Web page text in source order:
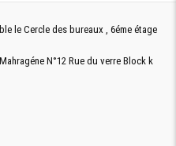
le Cercle des bureaux , 6éme étage
N°12 Rue du verre Block k